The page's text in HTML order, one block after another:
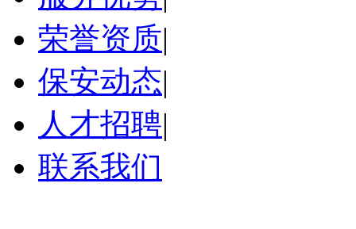
荣誉资质|
保安动态|
人才招聘|
联系我们